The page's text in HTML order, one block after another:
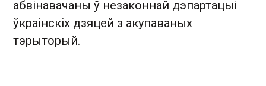
абвінавачаны ў незаконнай дэпартацыі
ўкраінскіх дзяцей з акупаваных
тэрыторый.